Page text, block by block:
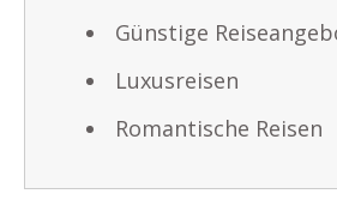
Günstige
Luxusreisen
Romantische Reisen